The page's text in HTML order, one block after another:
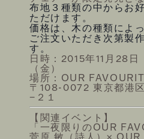
布地３種類の中からお
ただけます。
価格は、木の種類によ
ご注文いただき次第製
す。
日時：2015年11月28日
（金）
場所：OUR
〒108-0072 東京都港
−２１
【関連イベント】
「一夜限りのOUR
菅原 敏（詩人）×